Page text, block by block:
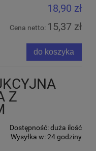
18,90 zł
Cena netto: 15,37 zł
do koszyka
Z
Dostępność:duża ilość
Wysyłka w:24 godziny